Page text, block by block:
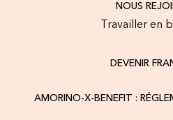
NOUS
Travailler en
DEVENIR
AMORINO-X-BENEFIT :